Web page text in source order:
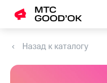
Назад к каталогу